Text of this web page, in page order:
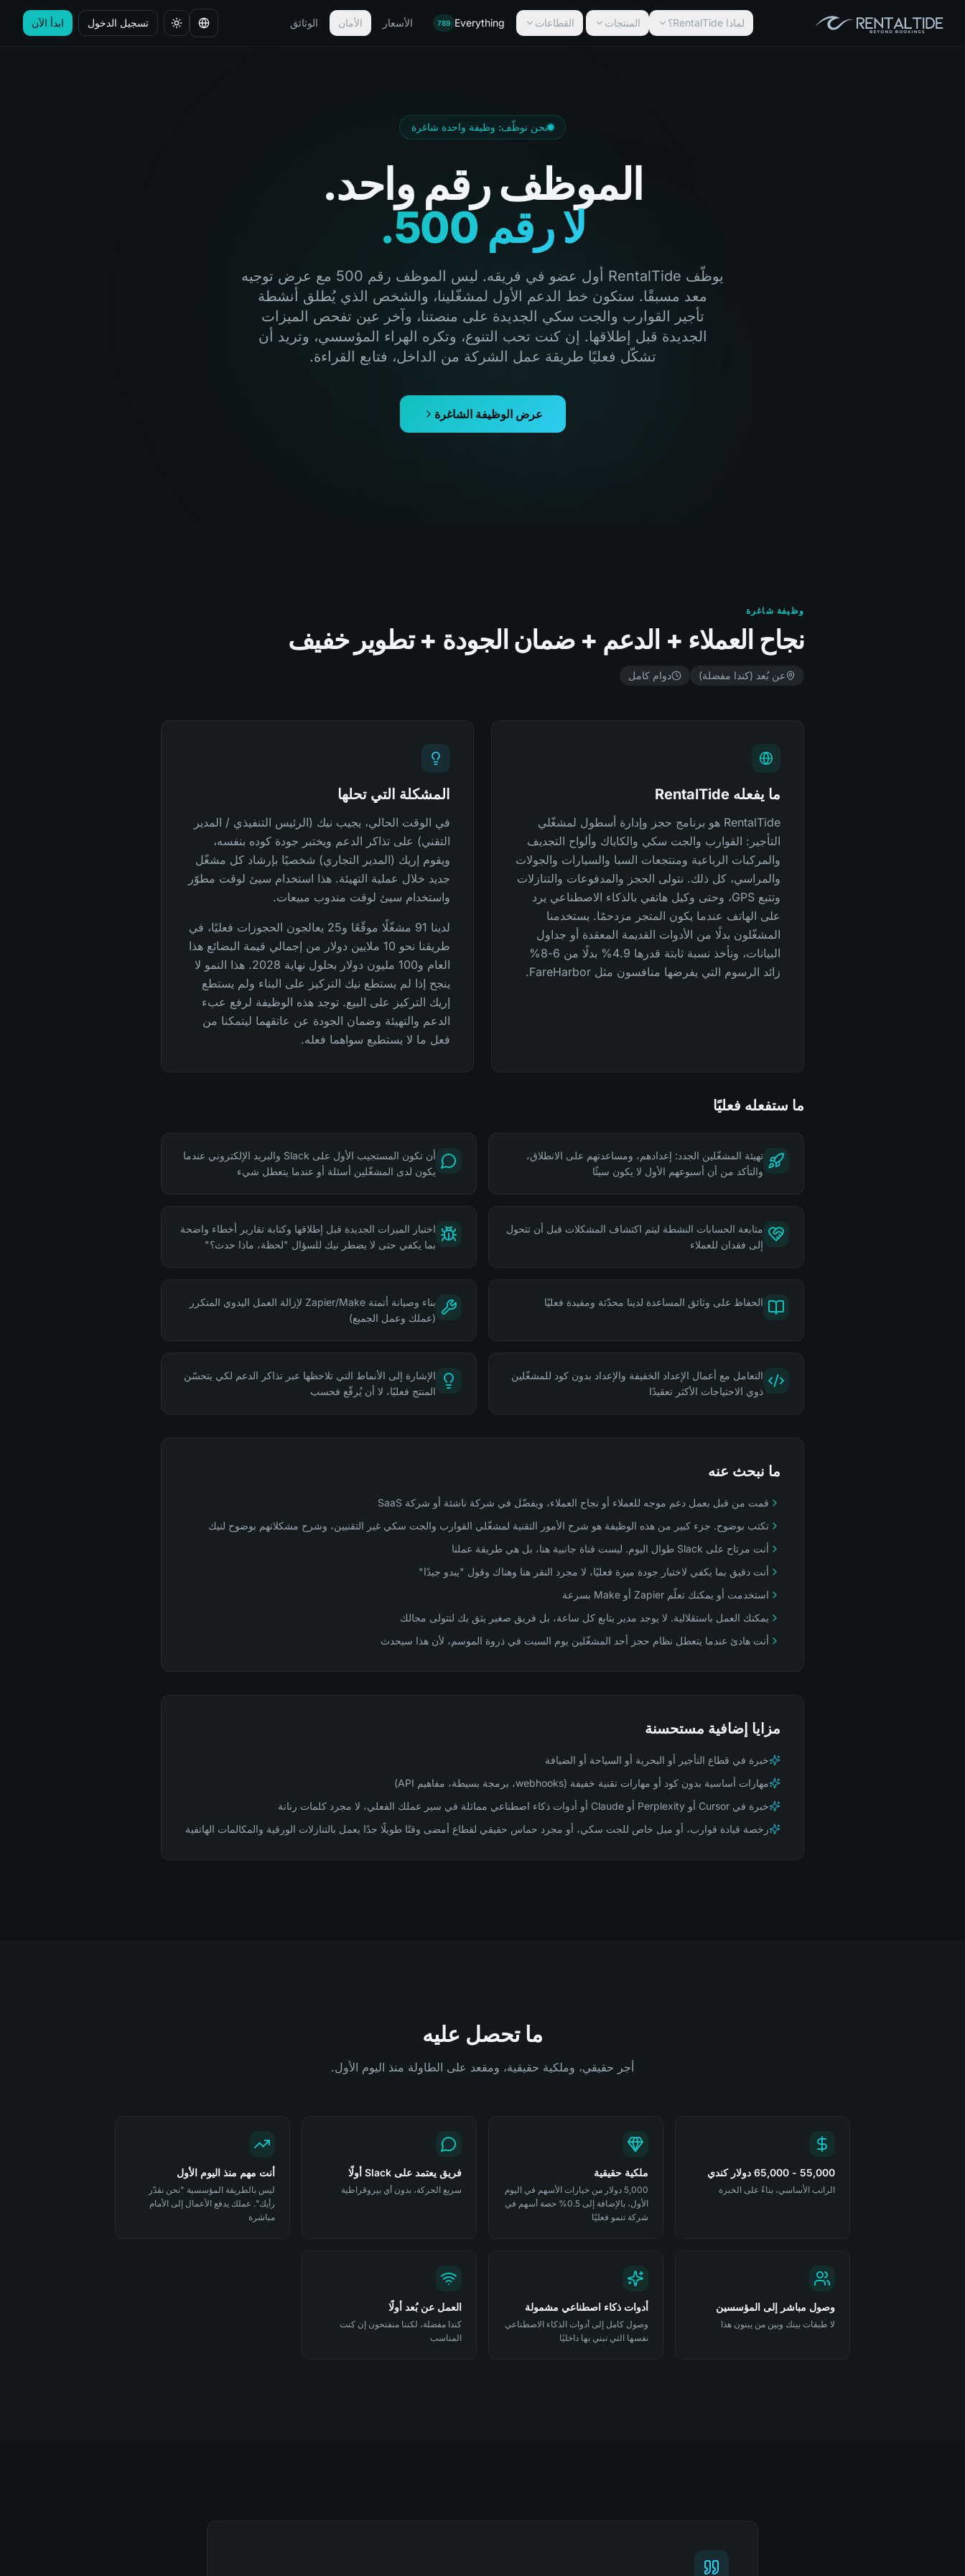
لماذا RentalTide؟ المنتجات القطاعات Everything
789 الأسعار الأمان الوثائق تغيير اللغة تسجيل الدخول ابدأ الآن
نحن نوظّف: وظيفة واحدة شاغرة
الموظف رقم واحد.
لا رقم 500.
يوظّف RentalTide أول عضو في فريقه. ليس الموظف رقم 500 مع عرض توجيه
معد مسبقًا. ستكون خط الدعم الأول لمشغّلينا، والشخص الذي يُطلق أنشطة
تأجير القوارب والجت سكي الجديدة على منصتنا، وآخر عين تفحص الميزات
الجديدة قبل إطلاقها. إن كنت تحب التنوع، وتكره الهراء المؤسسي، وتريد أن
تشكّل فعليًا طريقة عمل الشركة من الداخل، فتابع القراءة.
عرض الوظيفة الشاغرة
وظيفة شاغرة
نجاح العملاء + الدعم + ضمان الجودة + تطوير خفيف
عن بُعد (كندا مفضلة) دوام كامل
ما يفعله RentalTide
RentalTide هو برنامج حجز وإدارة أسطول لمشغّلي
التأجير: القوارب والجت سكي والكاياك وألواح التجديف
والمركبات الرباعية ومنتجعات السبا والسيارات والجولات
والمراسي، كل ذلك. نتولى الحجز والمدفوعات والتنازلات
وتتبع GPS، وحتى وكيل هاتفي بالذكاء الاصطناعي يرد
على الهاتف عندما يكون المتجر مزدحمًا. يستخدمنا
المشغّلون بدلًا من الأدوات القديمة المعقدة أو جداول
البيانات، ونأخذ نسبة ثابتة قدرها 4.9% بدلًا من 6-8%
زائد الرسوم التي يفرضها منافسون مثل FareHarbor.
المشكلة التي تحلها
في الوقت الحالي، يجيب نيك (الرئيس التنفيذي / المدير
التقني) على تذاكر الدعم ويختبر جودة كوده بنفسه،
ويقوم إريك (المدير التجاري) شخصيًا بإرشاد كل مشغّل
جديد خلال عملية التهيئة. هذا استخدام سيئ لوقت مطوّر
واستخدام سيئ لوقت مندوب مبيعات.
لدينا 91 مشغّلًا موقّعًا و25 يعالجون الحجوزات فعليًا، في
طريقنا نحو 10 ملايين دولار من إجمالي قيمة البضائع هذا
العام و100 مليون دولار بحلول نهاية 2028. هذا النمو لا
ينجح إذا لم يستطع نيك التركيز على البناء ولم يستطع
إريك التركيز على البيع. توجد هذه الوظيفة لرفع عبء
الدعم والتهيئة وضمان الجودة عن عاتقهما ليتمكنا من
فعل ما لا يستطيع سواهما فعله.
ما ستفعله فعليًا
تهيئة المشغّلين الجدد: إعدادهم، ومساعدتهم على الانطلاق،
والتأكد من أن أسبوعهم الأول لا يكون سيئًا
أن تكون المستجيب الأول على Slack والبريد الإلكتروني عندما
يكون لدى المشغّلين أسئلة أو عندما يتعطل شيء
متابعة الحسابات النشطة ليتم اكتشاف المشكلات قبل أن تتحول
إلى فقدان للعملاء
اختبار الميزات الجديدة قبل إطلاقها وكتابة تقارير أخطاء واضحة
بما يكفي حتى لا يضطر نيك للسؤال "لحظة، ماذا حدث؟"
الحفاظ على وثائق المساعدة لدينا محدّثة ومفيدة فعليًا
بناء وصيانة أتمتة Zapier/Make لإزالة العمل اليدوي المتكرر
(عملك وعمل الجميع)
التعامل مع أعمال الإعداد الخفيفة والإعداد بدون كود للمشغّلين
ذوي الاحتياجات الأكثر تعقيدًا
الإشارة إلى الأنماط التي تلاحظها عبر تذاكر الدعم لكي يتحسّن
المنتج فعليًا، لا أن يُرقّع فحسب
ما نبحث عنه
قمت من قبل بعمل دعم موجه للعملاء أو نجاح العملاء، ويفضّل في شركة ناشئة أو شركة SaaS
تكتب بوضوح. جزء كبير من هذه الوظيفة هو شرح الأمور التقنية لمشغّلي القوارب والجت سكي غير التقنيين، وشرح مشكلاتهم بوضوح لنيك
أنت مرتاح على Slack طوال اليوم. ليست قناة جانبية هنا، بل هي طريقة عملنا
أنت دقيق بما يكفي لاختبار جودة ميزة فعليًا، لا مجرد النقر هنا وهناك وقول "يبدو جيدًا"
استخدمت أو يمكنك تعلّم Zapier أو Make بسرعة
يمكنك العمل باستقلالية. لا يوجد مدير يتابع كل ساعة، بل فريق صغير يثق بك لتتولى مجالك
أنت هادئ عندما يتعطل نظام حجز أحد المشغّلين يوم السبت في ذروة الموسم، لأن هذا سيحدث
مزايا إضافية مستحسنة
خبرة في قطاع التأجير أو البحرية أو السياحة أو الضيافة
مهارات أساسية بدون كود أو مهارات تقنية خفيفة (webhooks، برمجة بسيطة، مفاهيم API)
خبرة في Cursor أو Perplexity أو Claude أو أدوات ذكاء اصطناعي مماثلة في سير عملك الفعلي، لا مجرد كلمات رنانة
رخصة قيادة قوارب، أو ميل خاص للجت سكي، أو مجرد حماس حقيقي لقطاع أمضى وقتًا طويلًا جدًا يعمل بالتنازلات الورقية والمكالمات الهاتفية
ما تحصل عليه
أجر حقيقي، وملكية حقيقية، ومقعد على الطاولة منذ اليوم الأول.
55,000 - 65,000 دولار كندي
الراتب الأساسي، بناءً على الخبرة
ملكية حقيقية
5,000 دولار من خيارات الأسهم في اليوم
الأول، بالإضافة إلى 0.5% حصة أسهم في
شركة تنمو فعليًا
فريق يعتمد على Slack أولًا
سريع الحركة، بدون أي بيروقراطية
أنت مهم منذ اليوم الأول
ليس بالطريقة المؤسسية "نحن نقدّر
رأيك". عملك يدفع الأعمال إلى الأمام
مباشرة
وصول مباشر إلى المؤسسين
لا طبقات بينك وبين من يبنون هذا
أدوات ذكاء اصطناعي مشمولة
وصول كامل إلى أدوات الذكاء الاصطناعي
نفسها التي نبني بها داخليًا
العمل عن بُعد أولًا
كندا مفضلة، لكننا منفتحون إن كنت
المناسب